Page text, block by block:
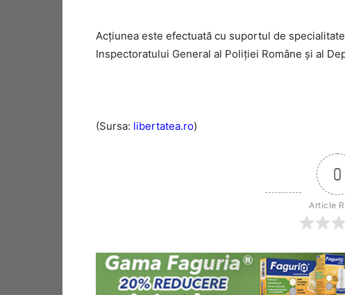
Acțiunea este efectuată cu suportul de
Inspectoratului General al Poliției Române și al
(Sursa: libertatea.ro)
0
Article